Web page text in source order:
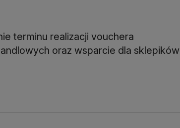
terminu realizacji vouchera
oraz wsparcie dla sklepików